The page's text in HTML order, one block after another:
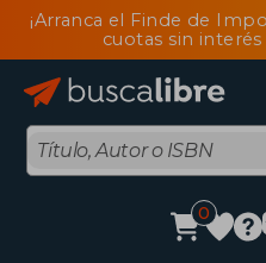
¡Arranca el Finde de
cuotas sin
0